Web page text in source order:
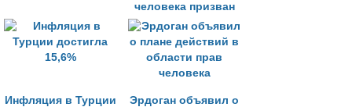
человека призван
улучшить
отношения с ЕС
Инфляция в Турции
Эрдоган объявил о